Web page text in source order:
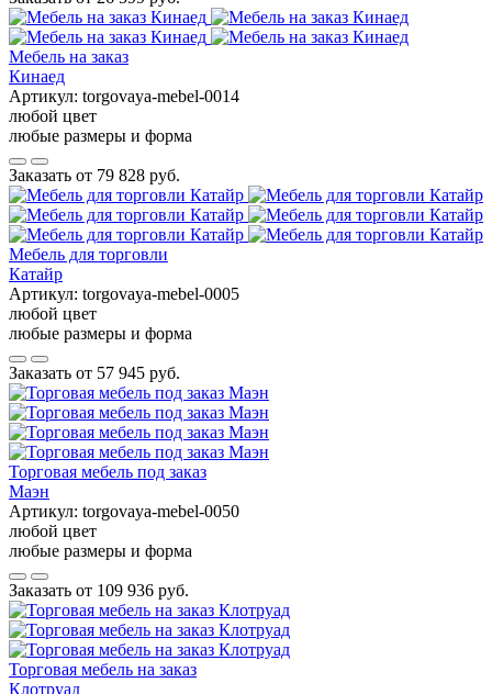
Мебель на заказ
Кинаед
Артикул: torgovaya-mebel-0014
любой цвет
любые размеры и форма
Заказать от 79 828 руб.
Мебель для торговли
Катайр
Артикул: torgovaya-mebel-0005
любой цвет
любые размеры и форма
Заказать от 57 945 руб.
Торговая мебель под заказ
Маэн
Артикул: torgovaya-mebel-0050
любой цвет
любые размеры и форма
Заказать от 109 936 руб.
Торговая мебель на заказ
Клотруад